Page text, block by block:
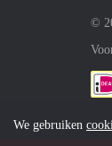
©
We gebruiken